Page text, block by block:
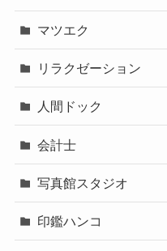
マツエク
リラクゼーション
人間ドック
会計士
写真館スタジオ
印鑑ハンコ